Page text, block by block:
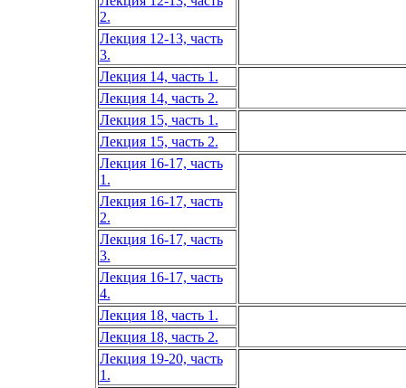
2.
Лекция 12-13, часть
3.
Лекция 14, часть 1.
Лекция 14, часть 2.
Лекция 15, часть 1.
Лекция 15, часть 2.
Лекция 16-17, часть
1.
Лекция 16-17, часть
2.
Лекция 16-17, часть
3.
Лекция 16-17, часть
4.
Лекция 18, часть 1.
Лекция 18, часть 2.
Лекция 19-20, часть
1.